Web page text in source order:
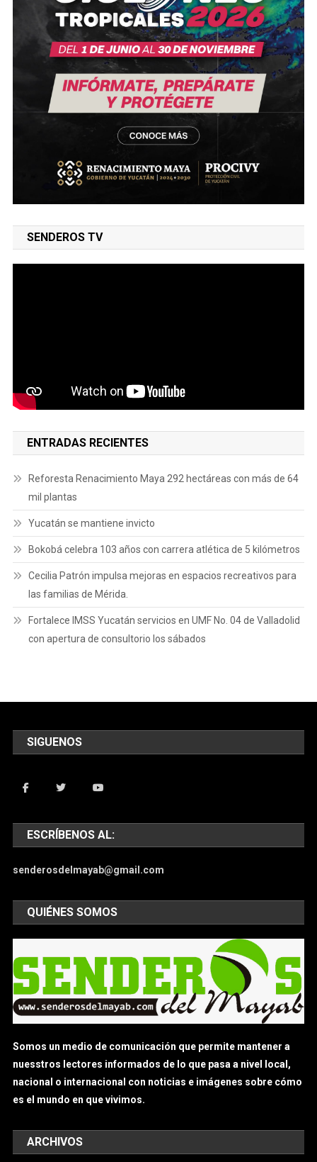
SENDEROS TV
ENTRADAS RECIENTES
Reforesta Renacimiento Maya 292 hectáreas con más de 64
mil plantas
Yucatán se mantiene invicto
Bokobá celebra 103 años con carrera atlética de 5 kilómetros
Cecilia Patrón impulsa mejoras en espacios recreativos para
las familias de Mérida.
Fortalece IMSS Yucatán servicios en UMF No. 04 de Valladolid
con apertura de consultorio los sábados
SIGUENOS
ESCRÍBENOS AL:
senderosdelmayab@gmail.com
QUIÉNES SOMOS
Somos un medio de comunicación que permite mantener a
nuesstros lectores informados de lo que pasa a nivel local,
nacional o internacional con noticias e imágenes sobre cómo
es el mundo en que vivimos.
ARCHIVOS